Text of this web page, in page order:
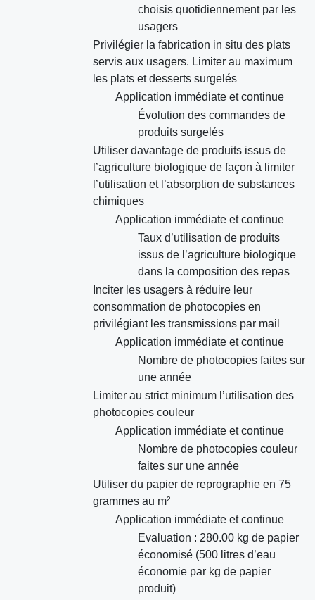
choisis quotidiennement par les
usagers
Privilégier la fabrication in situ des plats
servis aux usagers. Limiter au maximum
les plats et desserts surgelés
Application immédiate et continue
Évolution des commandes de
produits surgelés
Utiliser davantage de produits issus de
l’agriculture biologique de façon à limiter
l’utilisation et l’absorption de substances
chimiques
Application immédiate et continue
Taux d’utilisation de produits
issus de l’agriculture biologique
dans la composition des repas
Inciter les usagers à réduire leur
consommation de photocopies en
privilégiant les transmissions par mail
Application immédiate et continue
Nombre de photocopies faites sur
une année
Limiter au strict minimum l’utilisation des
photocopies couleur
Application immédiate et continue
Nombre de photocopies couleur
faites sur une année
Utiliser du papier de reprographie en 75
grammes au m²
Application immédiate et continue
Evaluation : 280.00 kg de papier
économisé (500 litres d’eau
économie par kg de papier
produit)